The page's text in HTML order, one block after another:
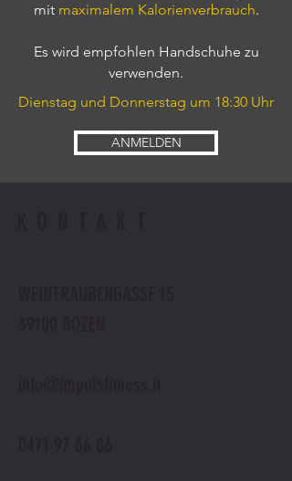
mit maximalem Kalorienverbrauch.
Es wird empfohlen Handschuhe zu
verwenden.
Dienstag und Donnerstag um 18:30 Uhr
ANMELDEN